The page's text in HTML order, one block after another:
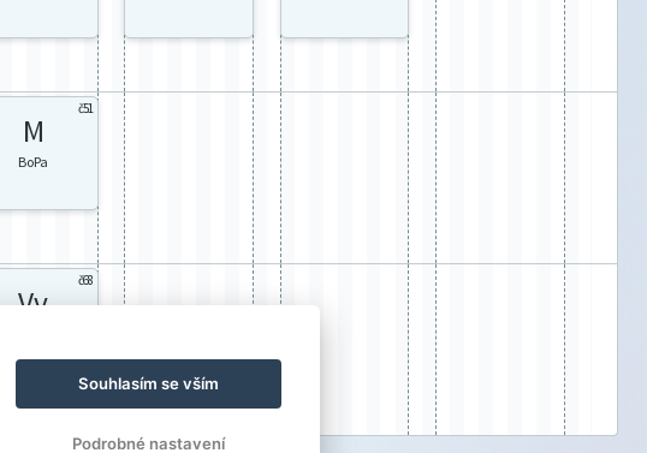
č51
M
BoPa
č68
Vv
Souhlasím se vším
Podrobné nastavení